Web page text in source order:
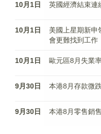
10月1日 英國經濟結束連
10月1日
美國上星期新申
會更難找到工作
10月1日 歐元區8月失業
9月30日 本港8月存款微
9月30日 本港8月零售銷